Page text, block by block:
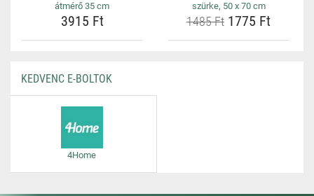
átmérő 35 cm
3915 Ft
szürke, 50 x 70 cm
1485 Ft 1775 Ft
KEDVENC E-BOLTOK
4Home